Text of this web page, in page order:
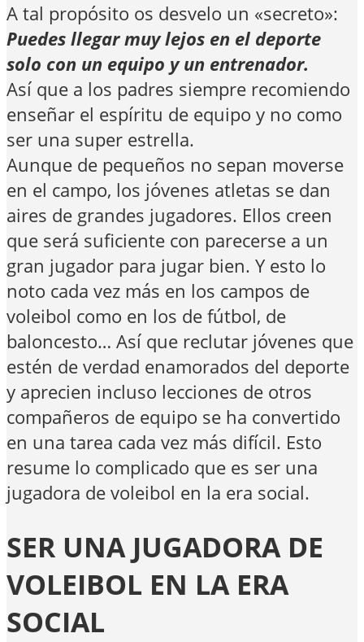
A tal propósito os desvelo un «secreto»:
Puedes llegar muy lejos en el deporte
solo con un equipo y un entrenador.
Así que a los padres siempre recomiendo
enseñar el espíritu de equipo y no como
ser una super estrella.
Aunque de pequeños no sepan moverse
en el campo, los jóvenes atletas se dan
aires de grandes jugadores. Ellos creen
que será suficiente con parecerse a un
gran jugador para jugar bien. Y esto lo
noto cada vez más en los campos de
voleibol como en los de fútbol, de
baloncesto… Así que reclutar jóvenes que
estén de verdad enamorados del deporte
y aprecien incluso lecciones de otros
compañeros de equipo se ha convertido
en una tarea cada vez más difícil. Esto
resume lo complicado que es ser una
jugadora de voleibol en la era social.
SER UNA JUGADORA DE
VOLEIBOL EN LA ERA
SOCIAL